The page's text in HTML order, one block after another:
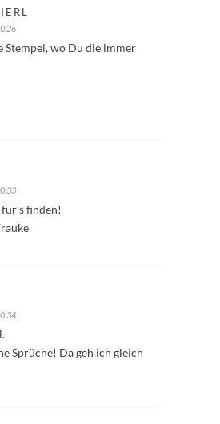
Stempel, wo Du die immer
finden!
Sprüche! Da geh ich gleich